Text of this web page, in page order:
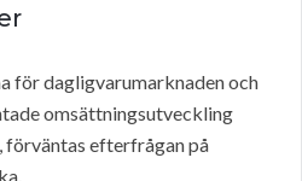
för dagligvarumarknaden och
omsättningsutveckling
förväntas efterfrågan på